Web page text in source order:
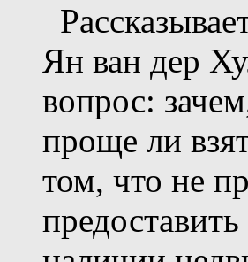
Ян ван дер
вопрос:
проще ли
том, что не